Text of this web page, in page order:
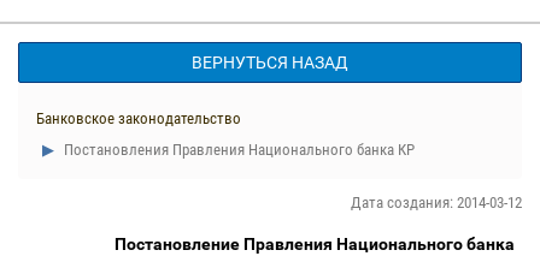
ВЕРНУТЬСЯ НАЗАД
Банковское законодательство
Постановления Правления Национального банка КР
Дата создания: 2014-03-12
Постановление Правления Национального банка